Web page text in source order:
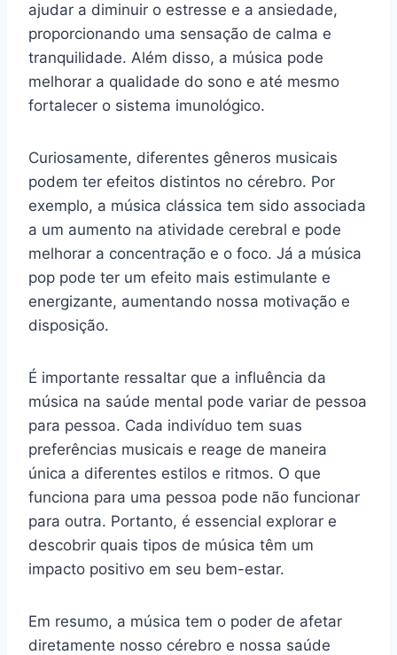
ajudar a diminuir o estresse e a ansiedade,
proporcionando uma sensação de calma e
tranquilidade. Além disso, a música pode
melhorar a qualidade do sono e até mesmo
fortalecer o sistema imunológico.
Curiosamente, diferentes gêneros musicais
podem ter efeitos distintos no cérebro. Por
exemplo, a música clássica tem sido associada
a um aumento na atividade cerebral e pode
melhorar a concentração e o foco. Já a música
pop pode ter um efeito mais estimulante e
energizante, aumentando nossa motivação e
disposição.
É importante ressaltar que a influência da
música na saúde mental pode variar de pessoa
para pessoa. Cada indivíduo tem suas
preferências musicais e reage de maneira
única a diferentes estilos e ritmos. O que
funciona para uma pessoa pode não funcionar
para outra. Portanto, é essencial explorar e
descobrir quais tipos de música têm um
impacto positivo em seu bem-estar.
Em resumo, a música tem o poder de afetar
diretamente nosso cérebro e nossa saúde